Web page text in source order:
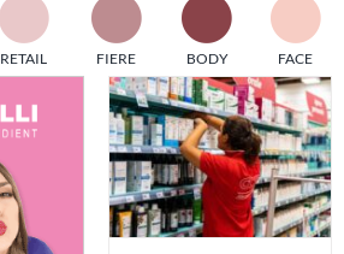
TESPI
ed editrici
particolare,
informazione
technology,
Stay tuned!
RETAIL FIERE BODY FACE
Coop Alleanza 3.0:
nel 2023 acquistati
21 milioni di